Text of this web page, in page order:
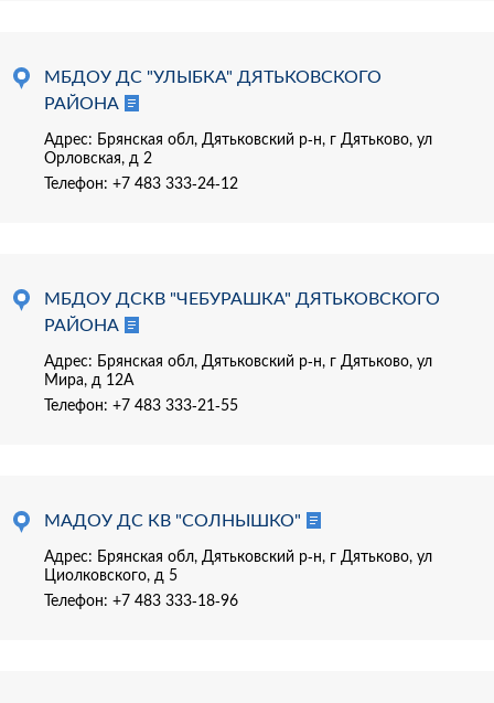
МБДОУ ДС "УЛЫБКА" ДЯТЬКОВСКОГО
РАЙОНА
Адрес: Брянская обл, Дятьковский р-н, г Дятьково, ул
Орловская, д 2
Телефон: +7 483 333-24-12
МБДОУ ДСКВ "ЧЕБУРАШКА" ДЯТЬКОВСКОГО
РАЙОНА
Адрес: Брянская обл, Дятьковский р-н, г Дятьково, ул
Мира, д 12А
Телефон: +7 483 333-21-55
МАДОУ ДС КВ "СОЛНЫШКО"
Адрес: Брянская обл, Дятьковский р-н, г Дятьково, ул
Циолковского, д 5
Телефон: +7 483 333-18-96